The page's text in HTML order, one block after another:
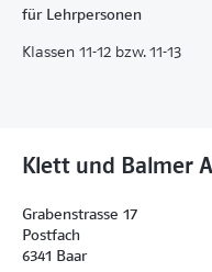
Schüler Schritt für
für Lehrpersonen
Klassen 11-12 bzw. 11-13
Klett und Balmer
Grabenstrasse 17
Postfach
6341 Baar